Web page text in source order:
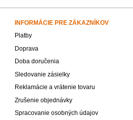
INFORMÁCIE PRE ZÁKAZNÍKOV
Platby
Doprava
Doba doručenia
Sledovanie zásielky
Reklamácie a vrátenie tovaru
Zrušenie objednávky
Spracovanie osobných údajov